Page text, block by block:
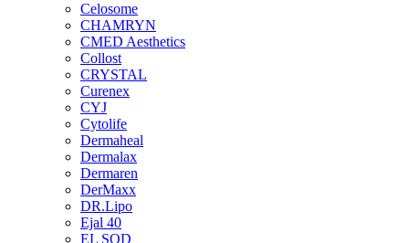
Celosome
CHAMRYN
CMED Aesthetics
Collost
CRYSTAL
Curenex
CYJ
Cytolife
Dermaheal
Dermalax
Dermaren
DerMaxx
DR.Lipo
Ejal 40
EL SOD